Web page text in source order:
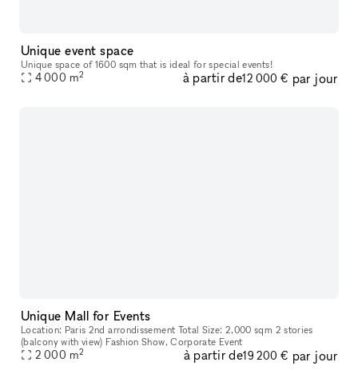
Unique event space
Unique space of 1600 sqm that is ideal for special events!
4 000 m2 à partir de12 000 € par jour
Unique Mall for Events
Location: Paris 2nd arrondissement Total Size: 2,000 sqm 2 stories
(balcony with view) Fashion Show, Corporate Event
2 000 m2 à partir de19 200 € par jour